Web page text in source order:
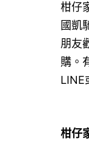
柑仔
國凱
朋友
購。
LINE
柑仔